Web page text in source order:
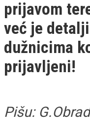
prijavom
već je
dužnicima
prijavljeni!
Pišu: